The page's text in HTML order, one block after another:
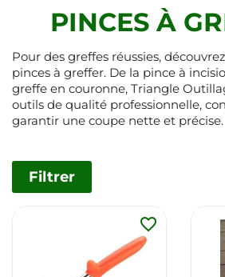
PINCES À
Pour des greffes réussies,
pinces à greffer. De la pince à
greffe en couronne, Triangle
outils de qualité professionnelle,
garantir une coupe nette et précise.
Filtrer
favorite_border